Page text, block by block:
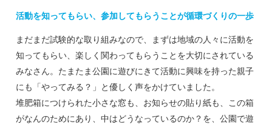
活動を知ってもらい、参加してもらうことが循環づくりの一歩
まだまだ試験的な取り組みなので、まずは地域の人々に活動を
知ってもらい、楽しく関わってもらうことを大切にされている
みなさん。たまたま公園に遊びにきて活動に興味を持った親子
にも「やってみる？」と優しく声をかけていました。
堆肥箱につけられた小さな窓も、お知らせの貼り紙も、この箱
がなんのためにあり、中はどうなっているのか？を、公園で遊